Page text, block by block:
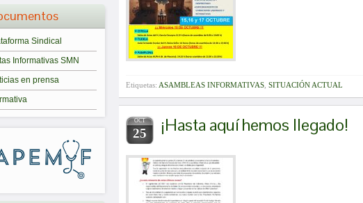
Sindical
Informativas SMN
en prensa
Etiquetas: ASAMBLEAS INFORMATIVAS SITUACIÓN ACTUAL
OCT
25 ¡Hasta aquí hemos llegado!